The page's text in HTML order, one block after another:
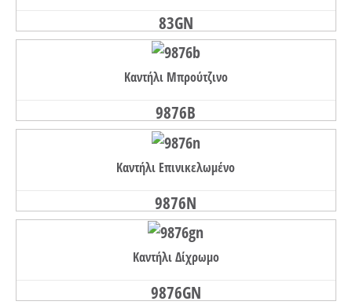
83GN
Καντήλι Μπρούτζινο
9876B
Καντήλι Επινικελωμένο
9876N
Καντήλι Δίχρωμο
9876GN